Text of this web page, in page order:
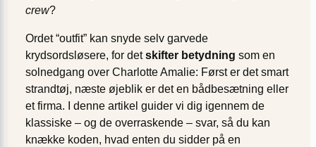
crew?
Ordet “outfit” kan snyde selv garvede
krydsordsløsere, for detskifter betydning som en
solnedgang over Charlotte Amalie: Først er det smart
strandtøj, næste øjeblik er det en bådbesætning eller
et firma. I denne artikel guider vi dig igennem de
klassiske – og de overraskende – svar, så du kan
knække koden, hvad enten du sidder på en